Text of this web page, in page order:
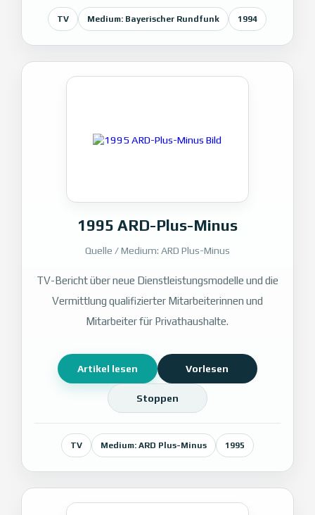
TV Medium: Bayerischer Rundfunk 1994
1995 ARD-Plus-Minus
Quelle / Medium: ARD Plus-Minus
TV-Bericht über neue Dienstleistungsmodelle und die
Vermittlung qualifizierter Mitarbeiterinnen und
Mitarbeiter für Privathaushalte.
Artikel lesen Vorlesen
Stoppen
TV Medium: ARD Plus-Minus 1995